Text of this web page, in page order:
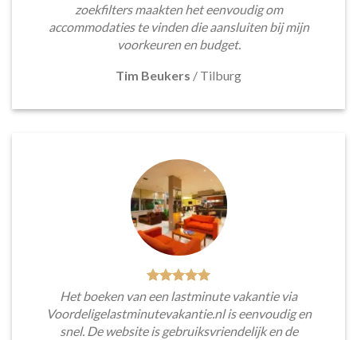
zoekfilters maakten het eenvoudig om
accommodaties te vinden die aansluiten bij mijn
voorkeuren en budget.
Tim Beukers / Tilburg
Het boeken van een lastminute vakantie via
Voordeligelastminutevakantie.nl is eenvoudig en
snel. De website is gebruiksvriendelijk en de